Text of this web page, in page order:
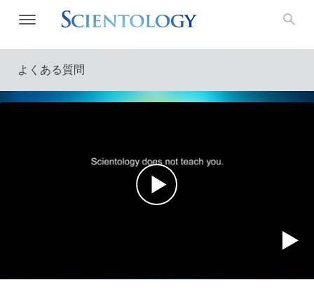
よくある質問